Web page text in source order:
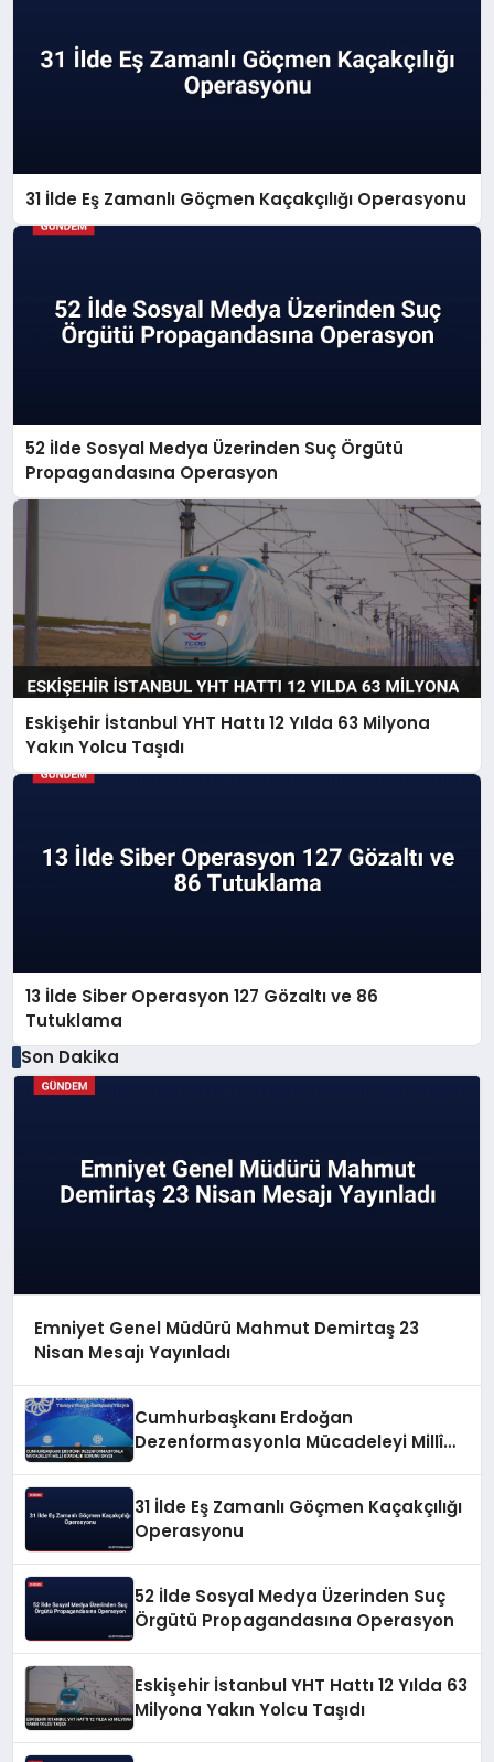
31 İlde Eş Zamanlı Göçmen Kaçakçılığı Operasyonu
52 İlde Sosyal Medya Üzerinden Suç Örgütü
Propagandasına Operasyon
Eskişehir İstanbul YHT Hattı 12 Yılda 63 Milyona
Yakın Yolcu Taşıdı
13 İlde Siber Operasyon 127 Gözaltı ve 86
Tutuklama
Son Dakika
Emniyet Genel Müdürü Mahmut Demirtaş 23
Nisan Mesajı Yayınladı
Cumhurbaşkanı Erdoğan
Dezenformasyonla Mücadeleyi Millî
31 İlde Eş Zamanlı Göçmen Kaçakçılığı
Operasyonu
52 İlde Sosyal Medya Üzerinden Suç
Örgütü Propagandasına Operasyon
Eskişehir İstanbul YHT Hattı 12 Yılda 63
Milyona Yakın Yolcu Taşıdı